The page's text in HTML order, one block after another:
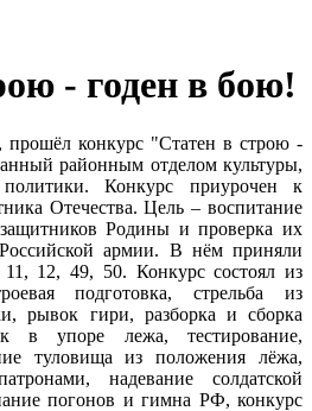
- годен в бою!
конкурс "Статен в строю -
районным отделом культуры,
Конкурс приурочен к
Отечества. Цель – воспитание
Родины и проверка их
армии. В нём приняли
12, 49, 50. Конкурс состоял из
подготовка, стрельба из
рывок гири, разборка и сборка
в упоре лежа, тестирование,
туловища из положения лёжа,
надевание солдатской
погонов и гимна РФ, конкурс